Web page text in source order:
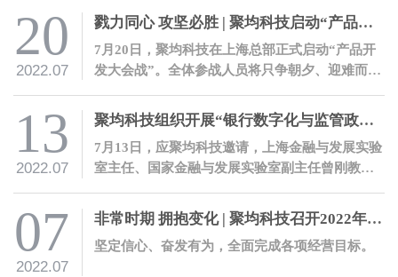
20
2022.07
戮力同心 攻坚必胜 | 聚均科技启动“产品开发大会战”
7月20日，聚均科技在上海总部正式启动“产品开
发大会战”。全体参战人员将只争朝夕、迎难而
13
2022.07
聚均科技组织开展“银行数字化与监管政策解读”培训
7月13日，应聚均科技邀请，上海金融与发展实验
室主任、国家金融与发展实验室副主任曾刚教授
字化转型的指导意见》开展解读培训。
07
2022.07
非常时期 拥抱变化 | 聚均科技召开2022年度年中工作会议
坚定信心、奋发有为，全面完成各项经营目标。